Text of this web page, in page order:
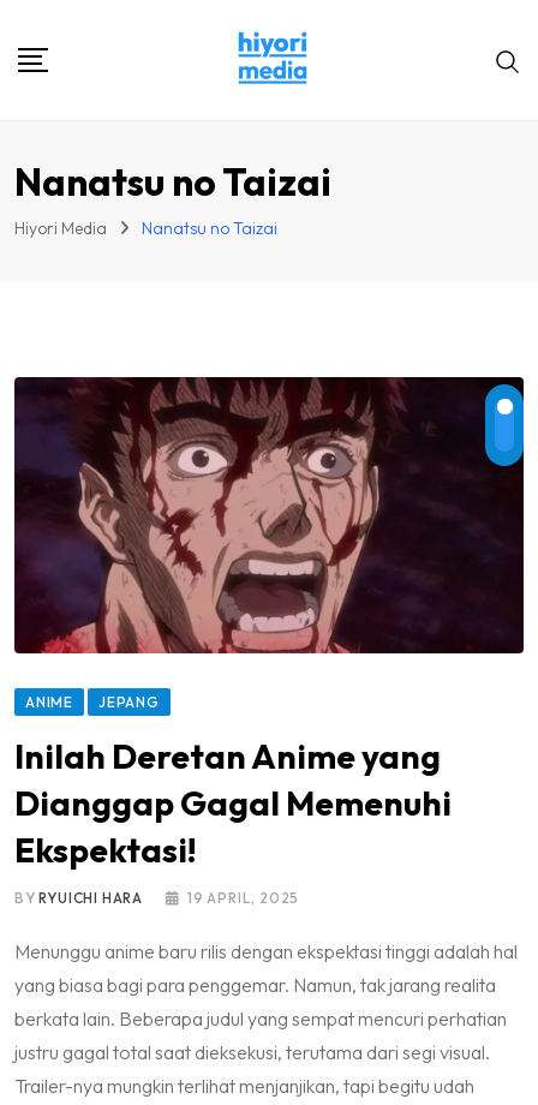
Nanatsu no Taizai
Hiyori Media Nanatsu no Taizai
ANIME JEPANG
Inilah Deretan Anime yang
Dianggap Gagal Memenuhi
Ekspektasi!
BYRYUICHI HARA 19 APRIL, 2025
Menunggu anime baru rilis dengan ekspektasi tinggi adalah hal
yang biasa bagi para penggemar. Namun, tak jarang realita
berkata lain. Beberapa judul yang sempat mencuri perhatian
justru gagal total saat dieksekusi, terutama dari segi visual.
Trailer-nya mungkin terlihat menjanjikan, tapi begitu udah